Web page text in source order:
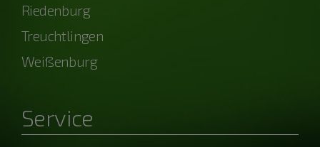
Riedenburg
Treuchtlingen
Weißenburg
Service